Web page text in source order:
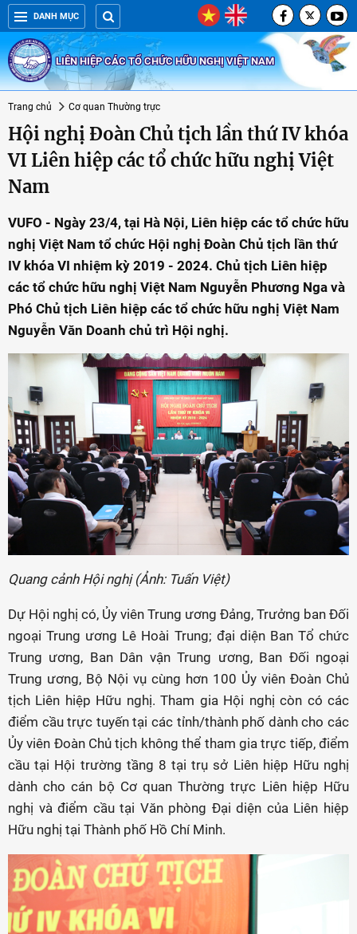
DANH MỤC
LIÊN HIỆP CÁC TỔ CHỨC HỮU NGHỊ VIỆT NAM
Trang chủ Cơ quan Thường trực
Hội nghị Đoàn Chủ tịch lần thứ IV khóa
VI Liên hiệp các tổ chức hữu nghị Việt
Nam
VUFO - Ngày 23/4, tại Hà Nội, Liên hiệp các tổ chức hữu
nghị Việt Nam tổ chức Hội nghị Đoàn Chủ tịch lần thứ
IV khóa VI nhiệm kỳ 2019 - 2024. Chủ tịch Liên hiệp
các tổ chức hữu nghị Việt Nam Nguyễn Phương Nga và
Phó Chủ tịch Liên hiệp các tổ chức hữu nghị Việt Nam
Nguyễn Văn Doanh chủ trì Hội nghị.
Quang cảnh Hội nghị (Ảnh: Tuấn Việt)
Dự Hội nghị có, Ủy viên Trung ương Đảng, Trưởng ban Đối
ngoại Trung ương Lê Hoài Trung; đại diện Ban Tổ chức
Trung ương, Ban Dân vận Trung ương, Ban Đối ngoại
Trung ương, Bộ Nội vụ cùng hơn 100 Ủy viên Đoàn Chủ
tịch Liên hiệp Hữu nghị. Tham gia Hội nghị còn có các
điểm cầu trực tuyến tại các tỉnh/thành phố dành cho các
Ủy viên Đoàn Chủ tịch không thể tham gia trực tiếp, điểm
cầu tại Hội trường tầng 8 tại trụ sở Liên hiệp Hữu nghị
dành cho cán bộ Cơ quan Thường trực Liên hiệp Hữu
nghị và điểm cầu tại Văn phòng Đại diện của Liên hiệp
Hữu nghị tại Thành phố Hồ Chí Minh.